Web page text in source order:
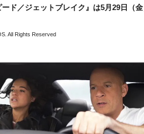
ド／ジェットブレイク』は5月29日（
All Rights Reserved